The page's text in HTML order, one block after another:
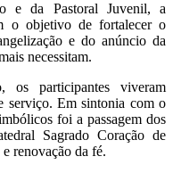
e da Pastoral Juvenil, a
o objetivo de fortalecer o
e do anúncio da
necessitam.
os participantes viveram
serviço. Em sintonia com o
foi a passagem dos
Sagrado Coração de
renovação da fé.